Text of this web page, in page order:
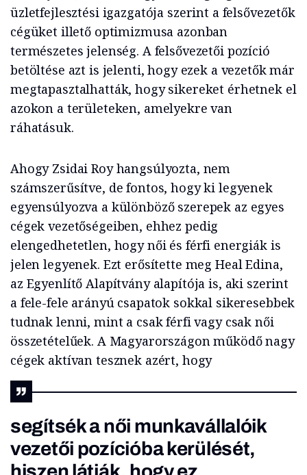
üzletfejlesztési igazgatója szerint a felsővezetők
cégüket illető optimizmusa azonban
természetes jelenség. A felsővezetői pozíció
betöltése azt is jelenti, hogy ezek a vezetők már
megtapasztalhatták, hogy sikereket érhetnek el
azokon a területeken, amelyekre van
ráhatásuk.
Ahogy Zsidai Roy hangsúlyozta, nem
számszerűsítve, de fontos, hogy ki legyenek
egyensúlyozva a különböző szerepek az egyes
cégek vezetőségeiben, ehhez pedig
elengedhetetlen, hogy női és férfi energiák is
jelen legyenek. Ezt erősítette meg Heal Edina,
az Egyenlítő Alapítvány alapítója is, aki szerint
a fele-fele arányú csapatok sokkal sikeresebbek
tudnak lenni, mint a csak férfi vagy csak női
összetételűek. A Magyarországon működő nagy
cégek aktívan tesznek azért, hogy
segítsék a női munkavállalóik
vezetői pozícióba kerülését,